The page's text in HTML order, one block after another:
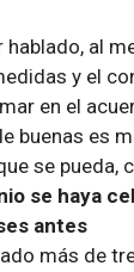
hablado, al
y el
en el
buenas es
se pueda,
se haya
antes
más de